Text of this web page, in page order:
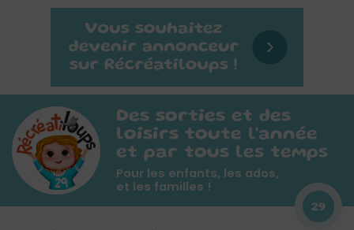
Des sorties et des
loisirs toute l'année
et par tous les temps
Pour les enfants, les ados,
et les familles !
29